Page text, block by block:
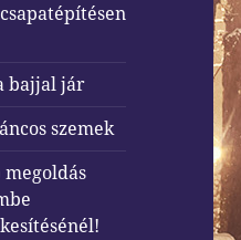
bajjal jár
szemek